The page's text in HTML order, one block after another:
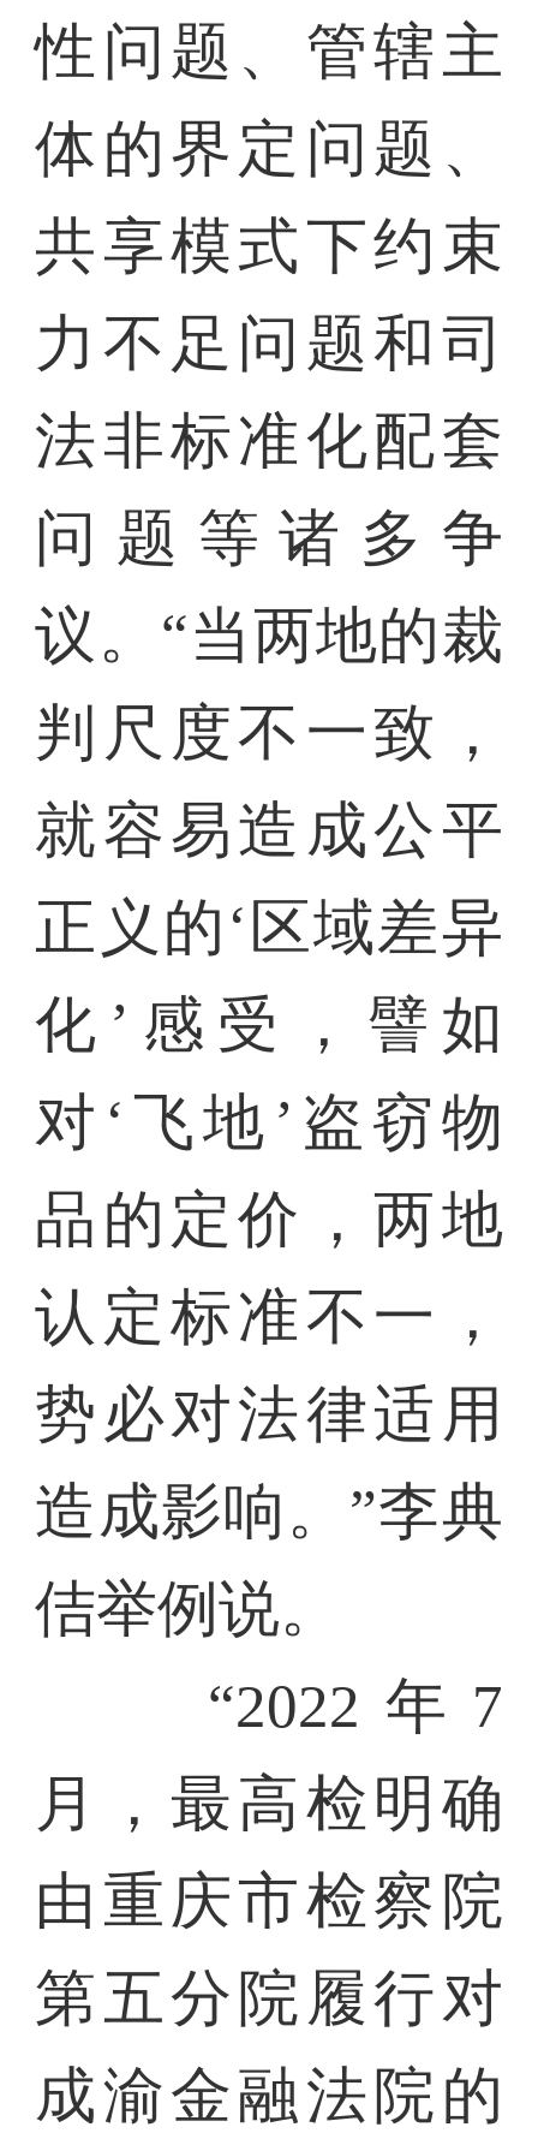
性问题、管辖主
体的界定问题、
共享模式下约束
力不足问题和司
法非标准化配套
问题等诸多争
议。“当两地的裁
判尺度不一致，
就容易造成公平
正义的‘区域差异
化’感受，譬如
对‘飞地’盗窃物
品的定价，两地
认定标准不一，
势必对法律适用
造成影响。”李典
佶举例说。
“2022年7
月，最高检明确
由重庆市检察院
第五分院履行对
成渝金融法院的